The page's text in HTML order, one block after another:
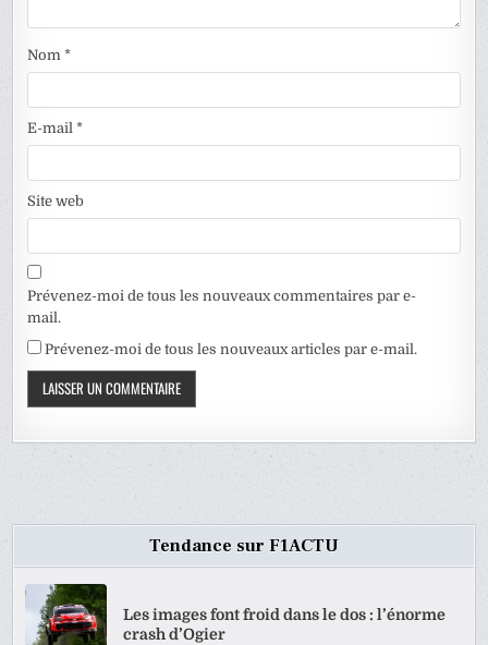
Nom*
E-mail*
Site web
Prévenez-moi de tous les nouveaux commentaires par e-
mail.
Prévenez-moi de tous les nouveaux articles par e-mail.
Tendance sur F1ACTU
Les images font froid dans le dos : l’énorme
crash d’Ogier